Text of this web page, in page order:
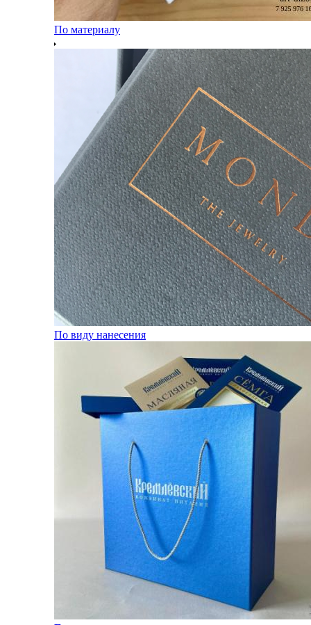
По материалу
По виду нанесения